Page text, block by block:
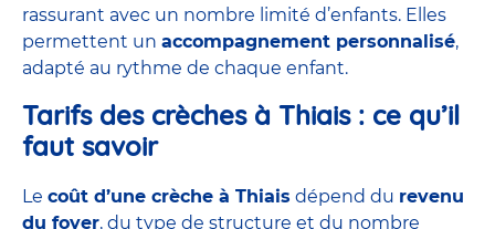
rassurant avec un nombre limité d’enfants. Elles
permettent un accompagnement personnalisé,
adapté au rythme de chaque enfant.
Tarifs des crèches à Thiais : ce qu’il
faut savoir
Le coût d’une crèche à Thiais dépend du revenu
du foyer, du type de structure et du nombre